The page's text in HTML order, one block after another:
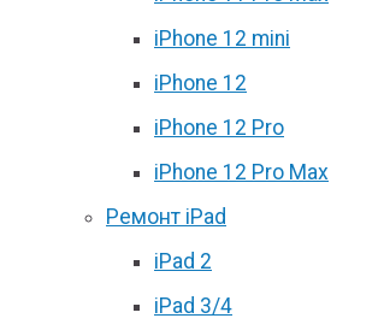
iPhone 12 mini
iPhone 12
iPhone 12 Pro
iPhone 12 Pro Max
Ремонт iPad
iPad 2
iPad 3/4